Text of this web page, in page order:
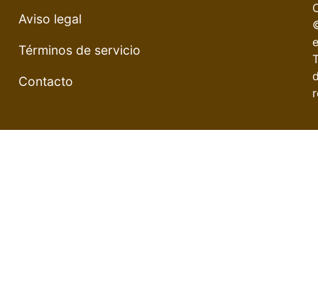
Aviso legal
Términos de servicio
Contacto